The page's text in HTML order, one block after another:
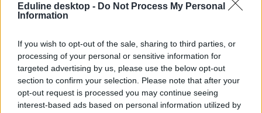
Eduline desktop - Do Not Process My Personal
Information
If you wish to opt-out of the sale, sharing to third parties, or
processing of your personal or sensitive information for
targeted advertising by us, please use the below opt-out
section to confirm your selection. Please note that after your
opt-out request is processed you may continue seeing
interest-based ads based on personal information utilized by